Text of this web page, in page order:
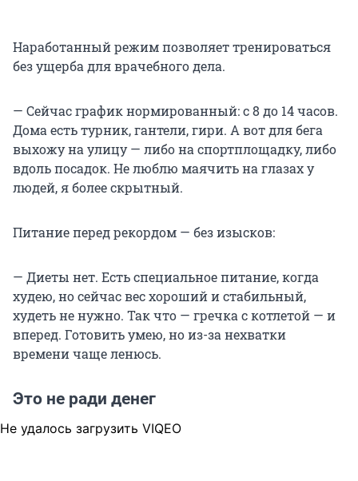
Наработанный режим позволяет тренироваться
без ущерба для врачебного дела.
— Сейчас график нормированный: с 8 до 14 часов.
Дома есть турник, гантели, гири. А вот для бега
выхожу на улицу — либо на спортплощадку, либо
вдоль посадок. Не люблю маячить на глазах у
людей, я более скрытный.
Питание перед рекордом — без изысков:
— Диеты нет. Есть специальное питание, когда
худею, но сейчас вес хороший и стабильный,
худеть не нужно. Так что — гречка с котлетой — и
вперед. Готовить умею, но из-за нехватки
времени чаще ленюсь.
Это не ради денег
Не удалось загрузить VIQEO